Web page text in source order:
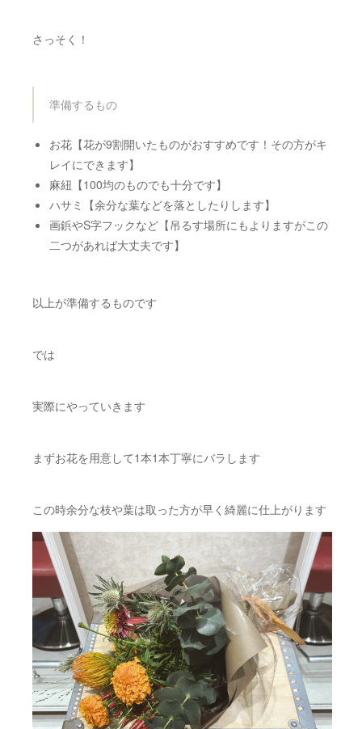
さっそく！
準備するもの
お花【花が9割開いたものがおすすめです！その方がキ
レイにできます】
麻紐【100均のものでも十分です】
ハサミ【余分な葉などを落としたりします】
画鋲やS字フックなど【吊るす場所にもよりますがこの
二つがあれば大丈夫です】
以上が準備するものです
では
実際にやっていきます
まずお花を用意して1本1本丁寧にバラします
この時余分な枝や葉は取った方が早く綺麗に仕上がります